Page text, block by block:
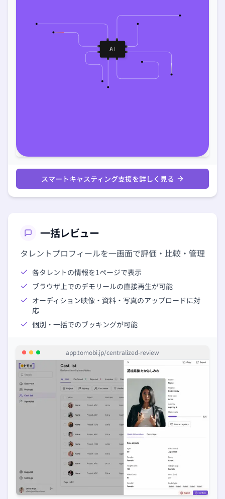
AI
スマートキャスティング支援を詳しく見る
一括レビュー
タレントプロフィールを一画面で評価・比較・管理
各タレントの情報を1ページで表示
ブラウザ上でのデモリールの直接再生が可能
オーディション映像・資料・写真のアップロードに対
応
個別・一括でのブッキングが可能
app.tomobi.jp/centralized-review